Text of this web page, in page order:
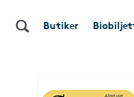
Butiker